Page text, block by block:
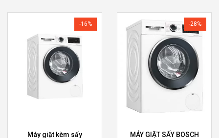
-16%
Máy giặt kèm sấy
-28%
MÁY GIẶT SẤY BOSCH